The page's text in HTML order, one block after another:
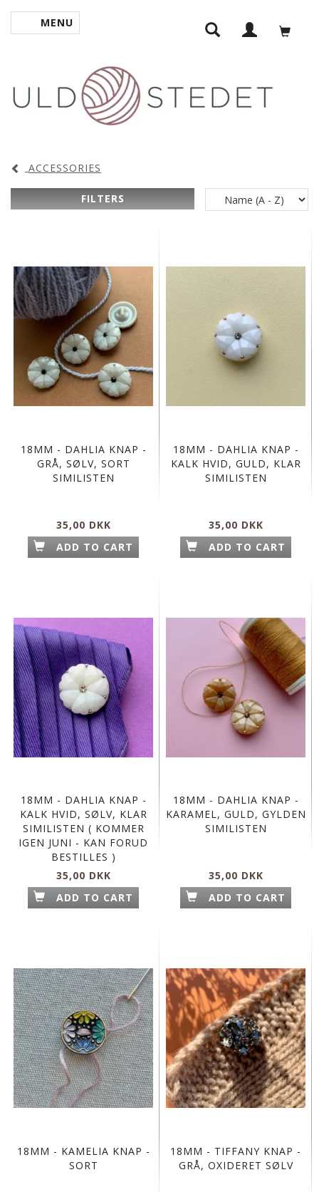
TOGGLE NAVIGATION
MENU
ACCESSORIES
FILTERS
18MM - DAHLIA KNAP -
GRÅ, SØLV, SORT
SIMILISTEN
35,00 DKK
ADD TO CART
18MM - DAHLIA KNAP -
KALK HVID, GULD, KLAR
SIMILISTEN
35,00 DKK
ADD TO CART
18MM - DAHLIA KNAP -
KALK HVID, SØLV, KLAR
SIMILISTEN ( KOMMER
IGEN JUNI - KAN FORUD
BESTILLES )
35,00 DKK
ADD TO CART
18MM - DAHLIA KNAP -
KARAMEL, GULD, GYLDEN
SIMILISTEN
35,00 DKK
ADD TO CART
18MM - KAMELIA KNAP -
SORT
18MM - TIFFANY KNAP -
GRÅ, OXIDERET SØLV